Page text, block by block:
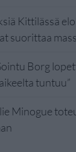
Kittilässä
suorittaa
Borg
tuntuu”
Minogue